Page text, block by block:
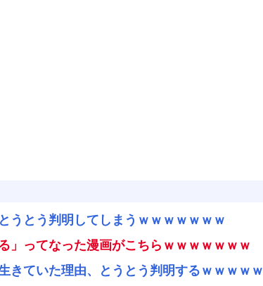
うとう判明してしまうｗｗｗｗｗｗｗ
」ってなった漫画がこちらｗｗｗｗｗｗｗ
きていた理由、とうとう判明するｗｗｗｗｗ